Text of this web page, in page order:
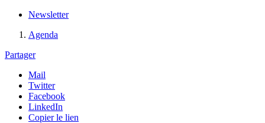
Newsletter
Agenda
Partager
Mail
Twitter
Facebook
LinkedIn
Copier le lien